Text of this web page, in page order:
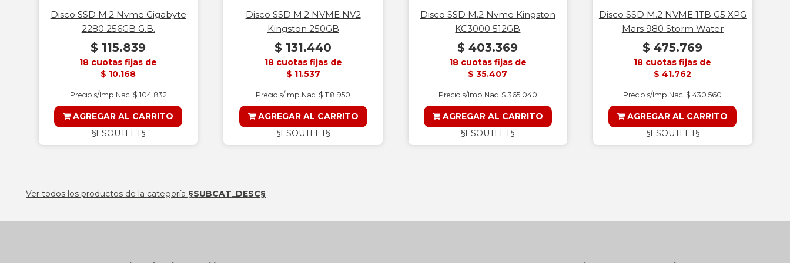
Disco SSD M.2 Nvme Gigabyte
2280 256GB G.B.
$ 115.839
18 cuotas fijas de
$ 10.168
Precio s/Imp.Nac. $ 104.832
AGREGAR AL CARRITO
§ESOUTLET§
Disco SSD M.2 NVME NV2
Kingston 250GB
$ 131.440
18 cuotas fijas de
$ 11.537
Precio s/Imp.Nac. $ 118.950
AGREGAR AL CARRITO
§ESOUTLET§
Disco SSD M.2 Nvme Kingston
KC3000 512GB
$ 403.369
18 cuotas fijas de
$ 35.407
Precio s/Imp.Nac. $ 365.040
AGREGAR AL CARRITO
§ESOUTLET§
Disco SSD M.2 NVME 1TB G5 XPG
Mars 980 Storm Water
$ 475.769
18 cuotas fijas de
$ 41.762
Precio s/Imp.Nac. $ 430.560
AGREGAR AL CARRITO
§ESOUTLET§
Ver todos los productos de la categoría §SUBCAT_DESC§